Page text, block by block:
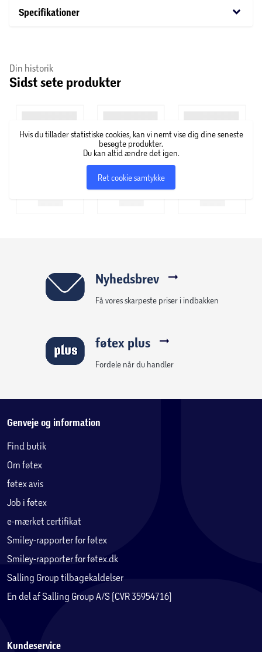
Specifikationer keyboard_arrow_down
Din historik
Sidst sete produkter
Hvis du tillader statistiske cookies, kan vi nemt vise dig dine seneste
besøgte produkter.
Du kan altid ændre det igen.
Ret cookie samtykke
Nyhedsbrev
Få vores skarpeste priser i indbakken
føtex plus
Fordele når du handler
Genveje og information
Find butik
Om føtex
føtex avis
Job i føtex
e-mærket certifikat
Smiley-rapporter for føtex
Smiley-rapporter for føtex.dk
Salling Group tilbagekaldelser
En del af Salling Group A/S (CVR 35954716)
Kundeservice